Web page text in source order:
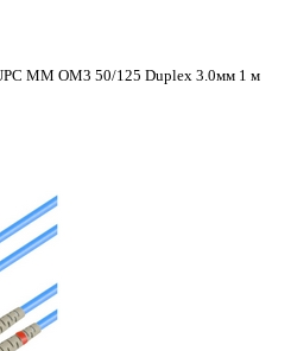
MM OM3 50/125 Duplex 3.0мм 1 м